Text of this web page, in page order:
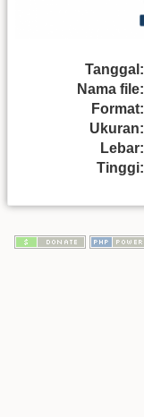
Tanggal:
Nama file:
Format:
Ukuran:
Lebar:
Tinggi: